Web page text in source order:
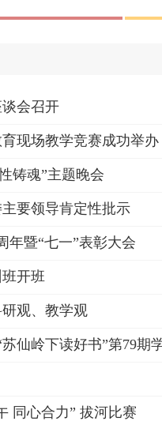
会召开
现场教学竞赛成功举办
铸魂”主题晚会
要领导肯定性批示
年暨“七一”表彰大会
开班
观、教学观
仙岭下读好书”第79期
同心合力” 拔河比赛